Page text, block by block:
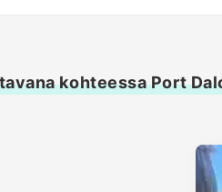
kohteessa Port